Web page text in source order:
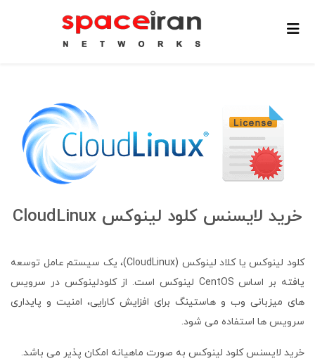
خرید لایسنس کلود لینوکس CloudLinux
کلود لینوکس یا کلاد لینوکس (CloudLinux)، یک سیستم عامل توسعه
یافته بر اساس CentOS لینوکس است. از کلودلینوکس در سرویس
های میزبانی وب و هاستینگ برای افزایش کارایی، امنیت و پایداری
سرویس ها استفاده می شود.
خرید لایسنس کلود لینوکس به صورت ماهیانه امکان پذیر می باشد.